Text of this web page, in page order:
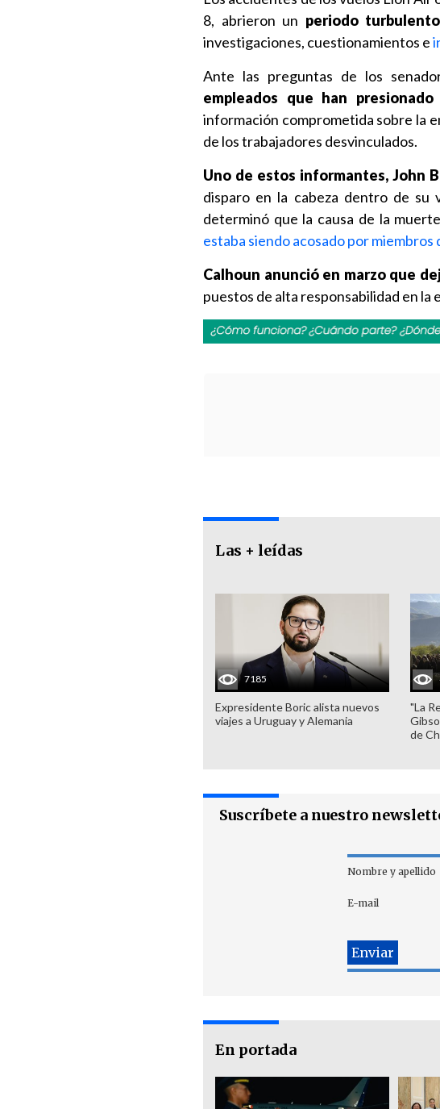
8, abrieron un periodo
investigaciones, cuestionamientos e
Ante las preguntas de los
empleados que han
información comprometida sobre la
de los trabajadores desvinculados.
Uno de estos informantes, John
disparo en la cabeza dentro de su
determinó que la causa de la
estaba siendo acosado por miembros
Calhoun anunció en marzo que
puestos de alta responsabilidad en la
Las + leídas
7185
Expresidente Boric alista nuevos
viajes a Uruguay y Alemania
"La
de
Suscríbete a nuestro
Nombre y apellido
E-mail
En portada